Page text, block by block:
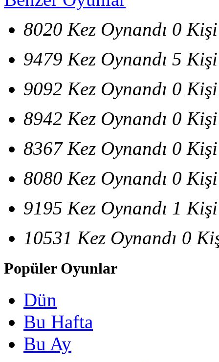
8020 Kez Oynandı 0
9479 Kez Oynandı 5
9092 Kez Oynandı 0
8942 Kez Oynandı 0
8367 Kez Oynandı 0
8080 Kez Oynandı 0
9195 Kez Oynandı 1
10531 Kez Oynandı 0
Popüler Oyunlar
Dün
Bu Hafta
Bu Ay